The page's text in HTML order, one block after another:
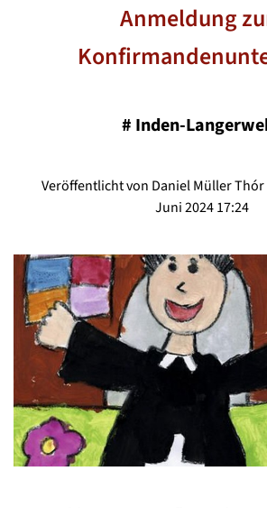
Anmeldung
# Inden-
Veröffentlicht von Daniel Müller
Juni 2024 17:24